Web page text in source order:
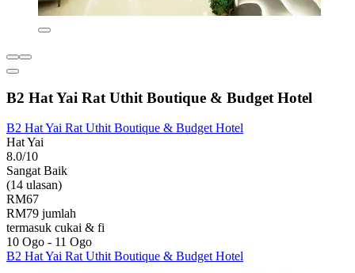
B2 Hat Yai Rat Uthit Boutique & Budget Hotel
B2 Hat Yai Rat Uthit Boutique & Budget Hotel
Hat Yai
8.0/10
Sangat Baik
(14 ulasan)
RM67
RM79 jumlah
termasuk cukai & fi
10 Ogo - 11 Ogo
B2 Hat Yai Rat Uthit Boutique & Budget Hotel